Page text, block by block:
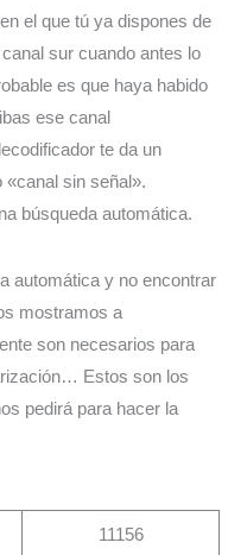
el que tú ya dispones de
sur cuando antes lo
es que haya habido
ese canal
te da un
«canal sin señal».
búsqueda automática.
automática y no encontrar
mostramos a
son necesarios para
Estos son los
pedirá para hacer la
11156